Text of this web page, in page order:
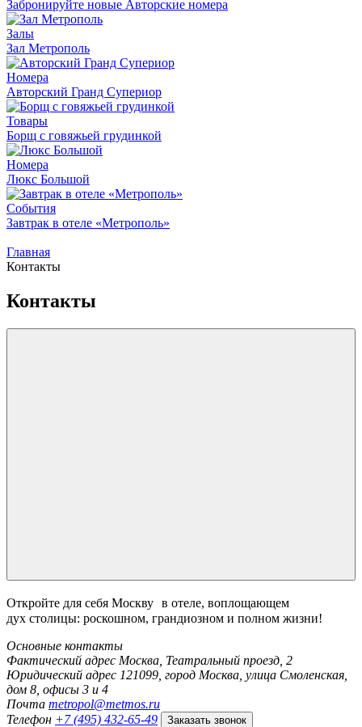
Забронируйте новые Авторские номера
Залы
Зал Метрополь
Номера
Авторский Гранд Супериор
Товары
Борщ с говяжьей грудинкой
Номера
Люкс Большой
События
Завтрак в отеле «Метрополь»
Главная
Контакты
Контакты
Откройте для себя Москву в отеле, воплощающем
дух столицы: роскошном, грандиозном и полном жизни!
Основные контакты
Фактический адрес Москва, Театральный проезд, 2
Юридический адрес 121099, город Москва, улица Смоленская,
дом 8, офисы 3 и 4
Почта metropol@metmos.ru
Телефон +7 (495) 432-65-49 Заказать звонок